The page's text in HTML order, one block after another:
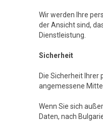
Wir werden Ihre
der Ansicht sind,
Dienstleistung.
Sicherheit
Die Sicherheit Ihrer
angemessene
Wenn Sie sich
Daten, nach